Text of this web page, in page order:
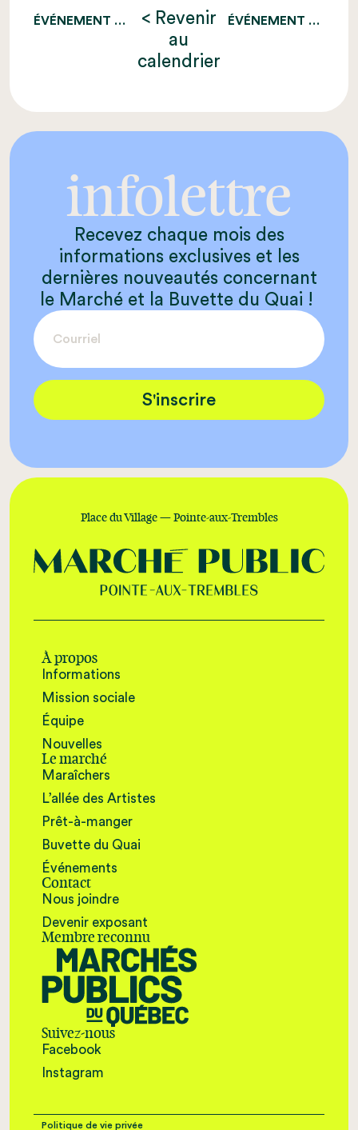
ÉVÉNEMENT PRÉCÉDENT
< Revenir
au
calendrier
ÉVÉNEMENT SUIVANT
infolettre
Recevez chaque mois des
informations exclusives et les
dernières nouveautés concernant
le Marché et la Buvette du Quai !
S'inscrire
Place du Village — Pointe-aux-Trembles
À propos
Informations
Mission sociale
Équipe
Nouvelles
Le marché
Maraîchers
L’allée des Artistes
Prêt-à-manger
Buvette du Quai
Événements
Contact
Nous joindre
Devenir exposant
Membre reconnu
Suivez-nous
Facebook
Instagram
Politique de vie privée